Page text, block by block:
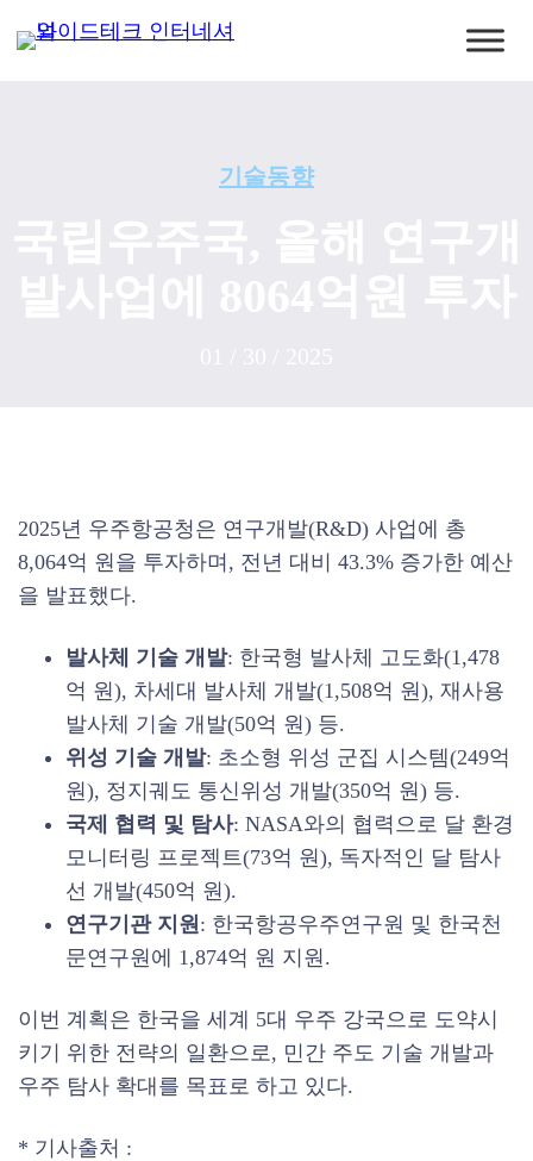
기술동향
2025년 우주항공청은 연구개발(R&D) 사업에 총
8,064억 원을 투자하며, 전년 대비 43.3% 증가한 예산
을 발표했다.
발사체 기술 개발: 한국형 발사체 고도화(1,478
억 원), 차세대 발사체 개발(1,508억 원), 재사용
발사체 기술 개발(50억 원) 등.
위성 기술 개발: 초소형 위성 군집 시스템(249억
원), 정지궤도 통신위성 개발(350억 원) 등.
국제 협력 및 탐사: NASA와의 협력으로 달 환경
모니터링 프로젝트(73억 원), 독자적인 달 탐사
선 개발(450억 원).
연구기관 지원: 한국항공우주연구원 및 한국천
문연구원에 1,874억 원 지원.
이번 계획은 한국을 세계 5대 우주 강국으로 도약시
키기 위한 전략의 일환으로, 민간 주도 기술 개발과
우주 탐사 확대를 목표로 하고 있다.
* 기사출처 :